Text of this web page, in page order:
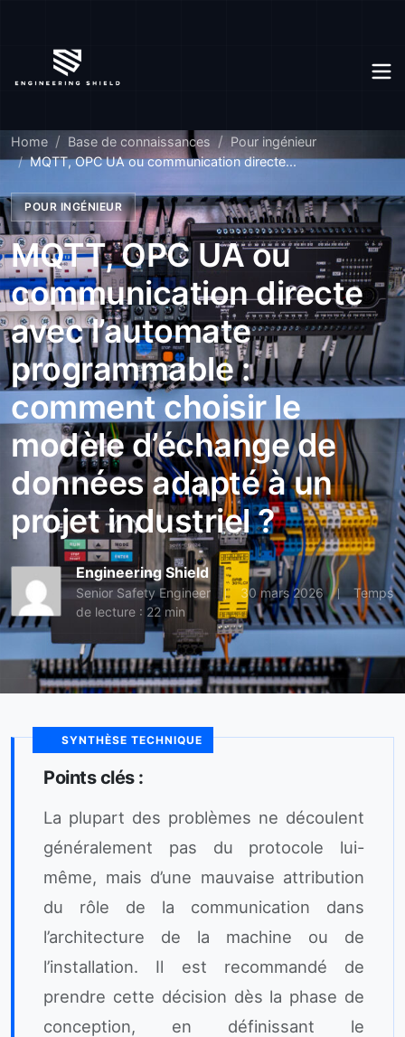
Home Base de connaissances
Pour ingénieur
MQTT, OPC UA ou communication directe...
POUR INGÉNIEUR
MQTT, OPC UA ou
communication directe
avec l’automate
programmable :
comment choisir le
modèle d’échange de
données adapté à un
projet industriel ?
Engineering Shield
Senior Safety Engineer 30 mars 2026
Temps
de lecture : 22 min
SYNTHÈSE TECHNIQUE
Points clés :
La plupart des problèmes ne découlent
généralement pas du protocole lui-
même, mais d’une mauvaise attribution
du rôle de la communication dans
l’architecture de la machine ou de
l’installation. Il est recommandé de
prendre cette décision dès la phase de
conception, en définissant le